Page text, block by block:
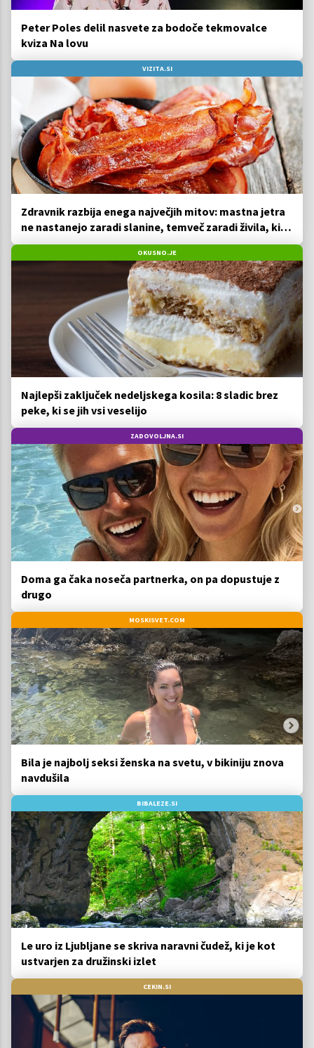
Peter Poles delil nasvete za bodoče tekmovalce
kviza Na lovu
VIZITA.SI
Zdravnik razbija enega največjih mitov: mastna jetra
ne nastanejo zaradi slanine, temveč zaradi živila, ki
ga imamo vsi radi
OKUSNO.JE
Najlepši zaključek nedeljskega kosila: 8 sladic brez
peke, ki se jih vsi veselijo
ZADOVOLJNA.SI
Doma ga čaka noseča partnerka, on pa dopustuje z
drugo
MOSKISVET.COM
Bila je najbolj seksi ženska na svetu, v bikiniju znova
navdušila
BIBALEZE.SI
Le uro iz Ljubljane se skriva naravni čudež, ki je kot
ustvarjen za družinski izlet
CEKIN.SI